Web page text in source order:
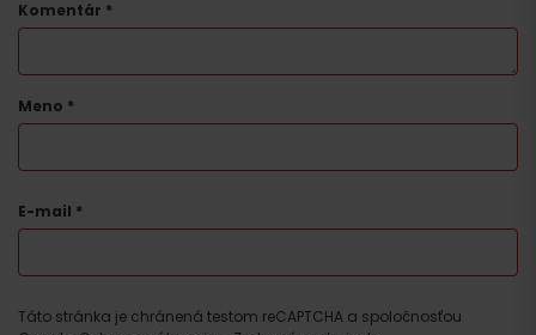
Komentár *
Meno *
E-mail *
Táto stránka je chránená testom reCAPTCHA a spoločnosťou